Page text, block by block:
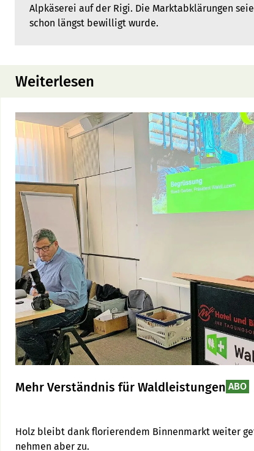
Alpkäserei auf der Rigi. Die Marktabklärungen
schon längst bewilligt wurde.
Weiterlesen
Mehr Verständnis für Waldleistungen
Holz bleibt dank florierendem Binnenmarkt weiter
nehmen aber zu.
ABO